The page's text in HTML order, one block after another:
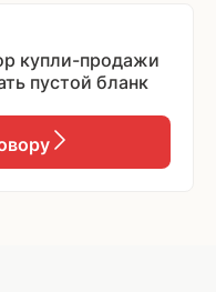
купли-продажи
пустой бланк